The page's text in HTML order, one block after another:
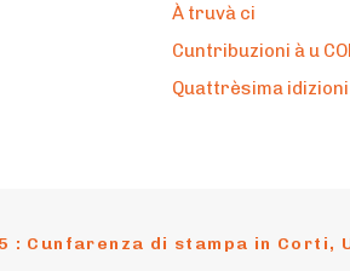
À truvà ci
Cuntribuzioni à u
Quattrèsima
: Cunfarenza di stampa in Corti,